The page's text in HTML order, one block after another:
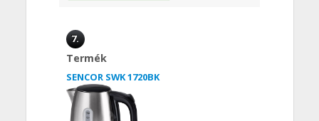
7.
Termék
SENCOR SWK 1720BK